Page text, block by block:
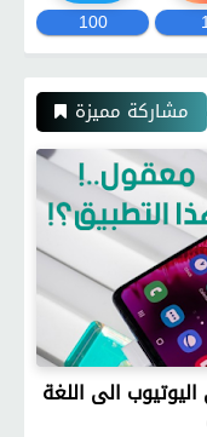
100
مشاركة مميزة
الى اللغة